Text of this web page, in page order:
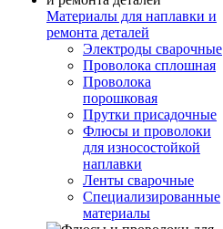
Материалы для наплавки и
ремонта деталей
Электроды сварочные
Проволока сплошная
Проволока
порошковая
Прутки присадочные
Флюсы и проволоки
для износостойкой
наплавки
Ленты сварочные
Специализированные
материалы